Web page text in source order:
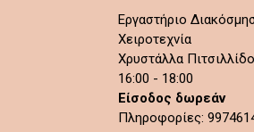
Εργαστήριο
Χειροτεχνία
Χρυστάλλα
16:00 - 18:00
Είσοδος δωρεάν
Πληροφορίες: